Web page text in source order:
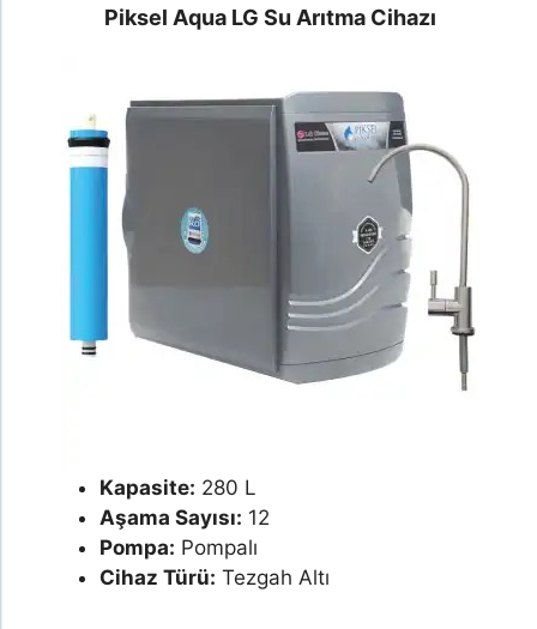
Piksel Aqua LG Su Arıtma Cihazı
Kapasite: 280 L
Aşama Sayısı: 12
Pompa: Pompalı
Cihaz Türü: Tezgah Altı